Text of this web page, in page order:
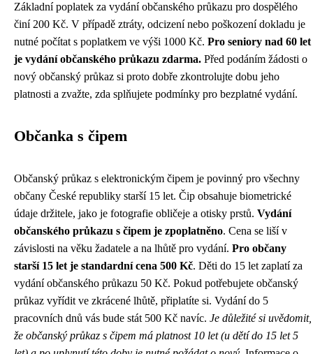
Základní poplatek za vydání občanského průkazu pro dospělého
činí 200 Kč. V případě ztráty, odcizení nebo poškození dokladu je
nutné počítat s poplatkem ve výši 1000 Kč. Pro seniory nad 60 let
je vydání občanského průkazu zdarma. Před podáním žádosti o
nový občanský průkaz si proto dobře zkontrolujte dobu jeho
platnosti a zvažte, zda splňujete podmínky pro bezplatné vydání.
Občanka s čipem
Občanský průkaz s elektronickým čipem je povinný pro všechny
občany České republiky starší 15 let. Čip obsahuje biometrické
údaje držitele, jako je fotografie obličeje a otisky prstů. Vydání
občanského průkazu s čipem je zpoplatněno. Cena se liší v
závislosti na věku žadatele a na lhůtě pro vydání. Pro občany
starší 15 let je standardní cena 500 Kč. Děti do 15 let zaplatí za
vydání občanského průkazu 50 Kč. Pokud potřebujete občanský
průkaz vyřídit ve zkrácené lhůtě, připlatíte si. Vydání do 5
pracovních dnů vás bude stát 500 Kč navíc. Je důležité si uvědomit,
že občanský průkaz s čipem má platnost 10 let (u dětí do 15 let 5